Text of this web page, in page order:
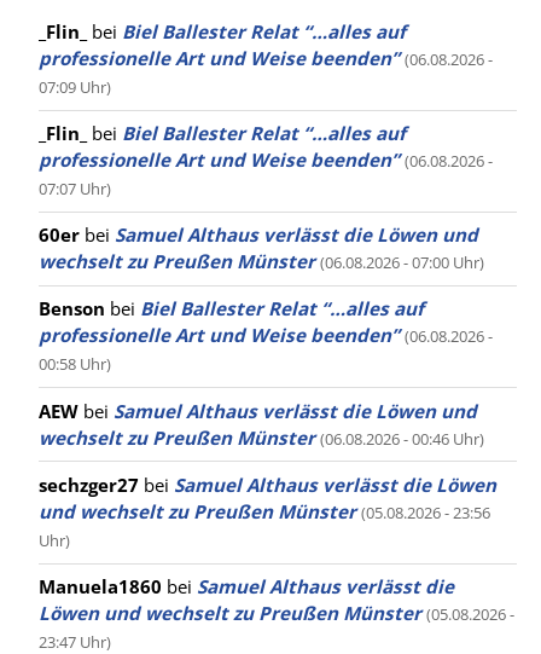
_Flin_ bei Biel Ballester Relat “…alles auf
professionelle Art und Weise beenden” (06.08.2026 -
07:09 Uhr)
_Flin_ bei Biel Ballester Relat “…alles auf
professionelle Art und Weise beenden” (06.08.2026 -
07:07 Uhr)
60er bei Samuel Althaus verlässt die Löwen und
wechselt zu Preußen Münster (06.08.2026 - 07:00 Uhr)
Benson bei Biel Ballester Relat “…alles auf
professionelle Art und Weise beenden” (06.08.2026 -
00:58 Uhr)
AEW bei Samuel Althaus verlässt die Löwen und
wechselt zu Preußen Münster (06.08.2026 - 00:46 Uhr)
sechzger27 bei Samuel Althaus verlässt die Löwen
und wechselt zu Preußen Münster (05.08.2026 - 23:56
Uhr)
Manuela1860 bei Samuel Althaus verlässt die
Löwen und wechselt zu Preußen Münster (05.08.2026 -
23:47 Uhr)